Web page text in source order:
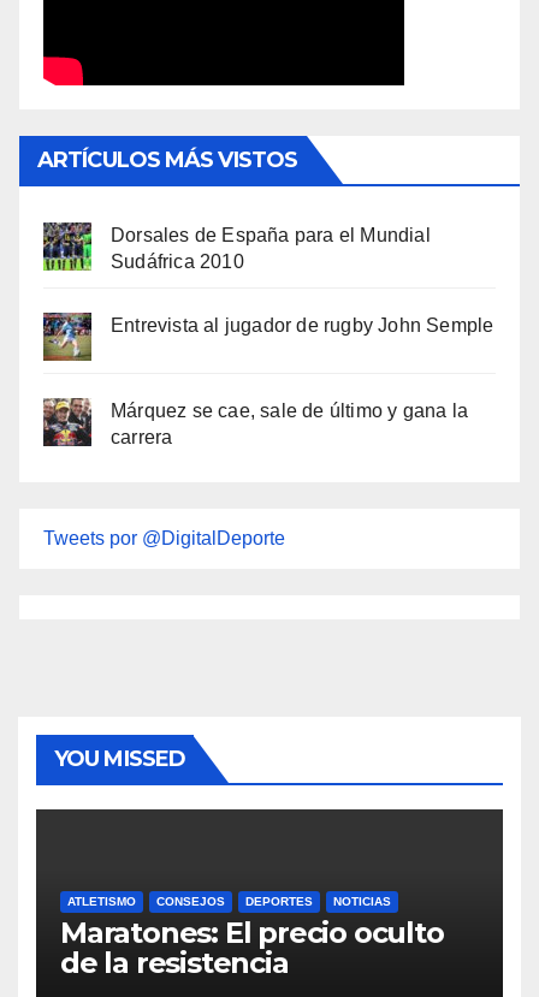
ARTÍCULOS MÁS VISTOS
Dorsales de España para el Mundial
Sudáfrica 2010
Entrevista al jugador de rugby John Semple
Márquez se cae, sale de último y gana la
carrera
Tweets por @DigitalDeporte
YOU MISSED
ATLETISMO CONSEJOS DEPORTES NOTICIAS
Maratones: El precio oculto
de la resistencia